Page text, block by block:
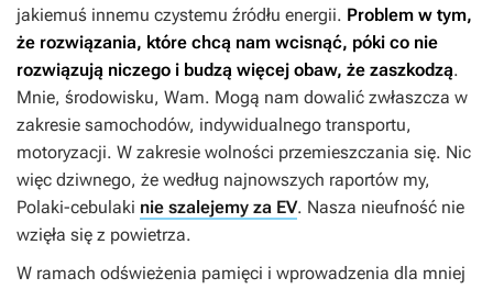
jakiemuś innemu czystemu źródłu energii. Problem w tym,
że rozwiązania, które chcą nam wcisnąć, póki co nie
rozwiązują niczego i budzą więcej obaw, że zaszkodzą.
Mnie, środowisku, Wam. Mogą nam dowalić zwłaszcza w
zakresie samochodów, indywidualnego transportu,
motoryzacji. W zakresie wolności przemieszczania się. Nic
więc dziwnego, że według najnowszych raportów my,
Polaki-cebulaki nie szalejemy za EV. Nasza nieufność nie
wzięła się z powietrza.
W ramach odświeżenia pamięci i wprowadzenia dla mniej